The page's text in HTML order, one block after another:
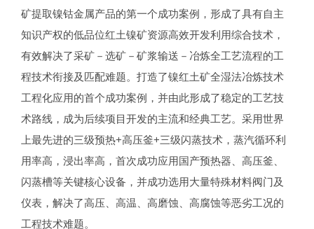
矿提取镍钴金属产品的第一个成功案例，形成了具有自主
知识产权的低品位红土镍矿资源高效开发利用综合技术，
有效解决了采矿－选矿－矿浆输送－冶炼全工艺流程的工
程技术衔接及匹配难题。打造了镍红土矿全湿法冶炼技术
工程化应用的首个成功案例，并由此形成了稳定的工艺技
术路线，成为后续项目开发的主流和经典工艺。采用世界
上最先进的三级预热+高压釜+三级闪蒸技术，蒸汽循环利
用率高，浸出率高，首次成功应用国产预热器、高压釜、
闪蒸槽等关键核心设备，并成功选用大量特殊材料阀门及
仪表，解决了高压、高温、高磨蚀、高腐蚀等恶劣工况的
工程技术难题。